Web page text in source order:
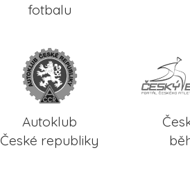
fotbalu
Autoklub
České republiky